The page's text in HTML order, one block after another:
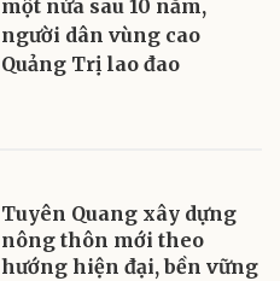
một nửa sau 10 năm,
người dân vùng cao
Quảng Trị lao đao
Tuyên Quang xây dựng
nông thôn mới theo
hướng hiện đại, bền vững